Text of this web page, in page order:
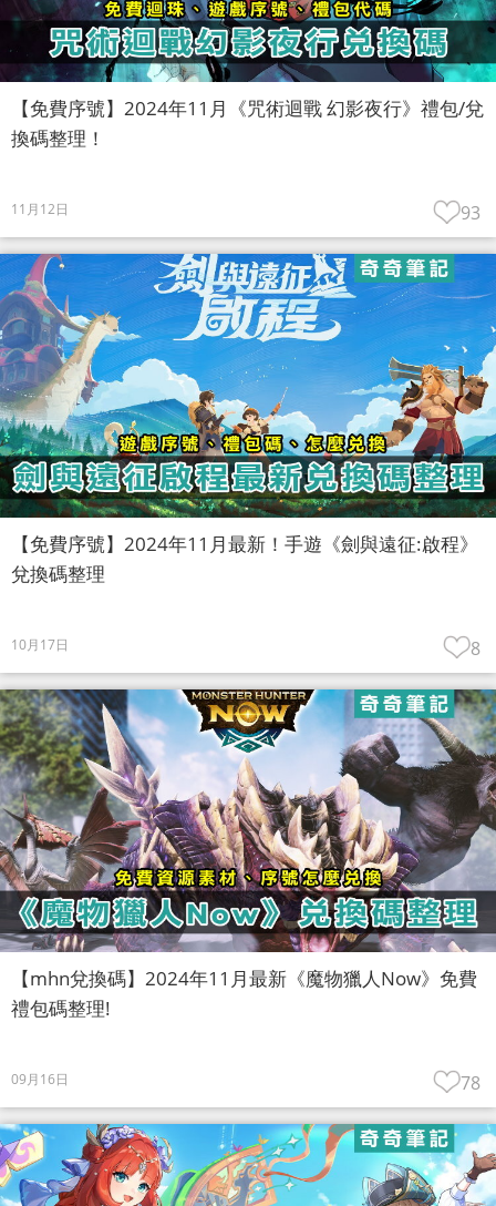
【免費序號】2024年11月《咒術迴戰 幻影夜行》禮包/兌
換碼整理！
11月12日 93
【免費序號】2024年11月最新！手遊《劍與遠征:啟程》
兌換碼整理
10月17日 8
【mhn兌換碼】2024年11月最新《魔物獵人Now》免費
禮包碼整理!
09月16日 78